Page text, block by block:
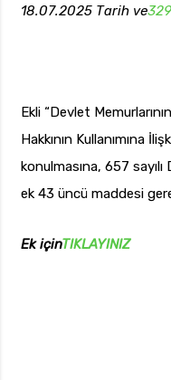
18.07.2025 Tarih ve
Ekli “Devlet
Hakkının Kullanımına
konulmasına, 657
ek 43 üncü maddesi
Ek içinTIKLAYINIZ